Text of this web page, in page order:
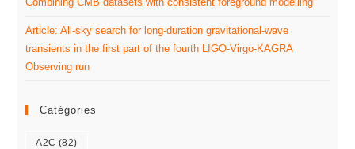
Article: All-sky search for long-duration gravitational-wave
transients in the first part of the fourth LIGO-Virgo-KAGRA
Observing run
Catégories
A2C (82)